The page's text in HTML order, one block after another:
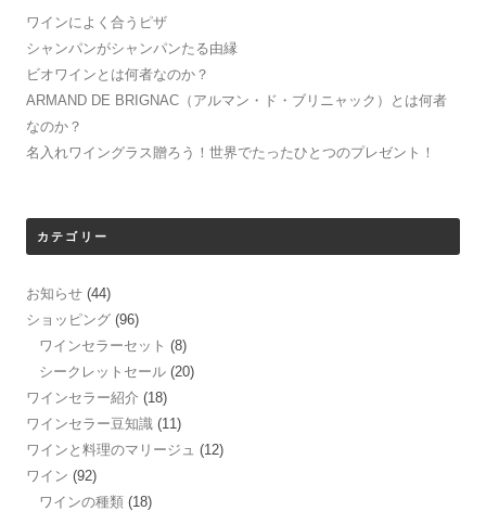
ワインによく合うピザ
シャンパンがシャンパンたる由縁
ビオワインとは何者なのか？
ARMAND DE BRIGNAC（アルマン・ド・ブリニャック）とは何者
なのか？
名入れワイングラス贈ろう！世界でたったひとつのプレゼント！
カテゴリー
お知らせ (44)
ショッピング (96)
ワインセラーセット (8)
シークレットセール (20)
ワインセラー紹介 (18)
ワインセラー豆知識 (11)
ワインと料理のマリージュ (12)
ワイン (92)
ワインの種類 (18)